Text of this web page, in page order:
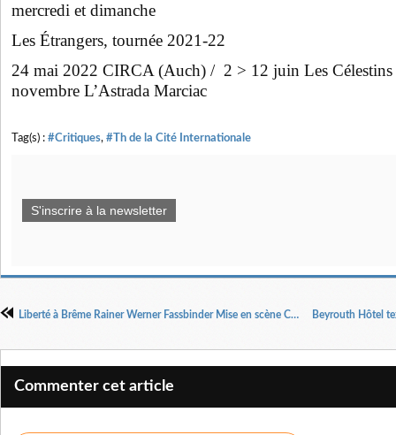
mercredi et dimanche
Les Étrangers, tournée 2021-22
24 mai 2022 CIRCA (Auch) / 2 > 12 juin Les
novembre L’Astrada Marciac
Tag(s) : #Critiques, #Th de la Cité Internationale
S'inscrire à la newsletter
Liberté à Brême Rainer Werner Fassbinder Mise en scène Cédric Gourmelon.
Commenter cet article